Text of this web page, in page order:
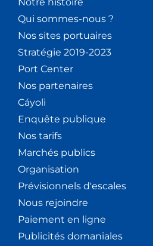
Qui sommes-nous ?
Nos sites portuaires
Stratégie 2019-2023
Port Center
Nos partenaires
Cáyoli
Enquête publique
Nos tarifs
Marchés publics
Organisation
Prévisionnels d'escales
Nous rejoindre
Paiement en ligne
Publicités domaniales